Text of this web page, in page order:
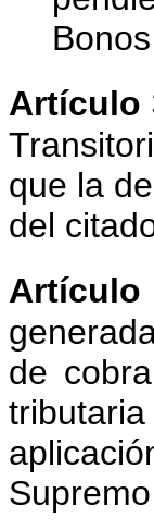
Artículo
que la
del
Artículo
de